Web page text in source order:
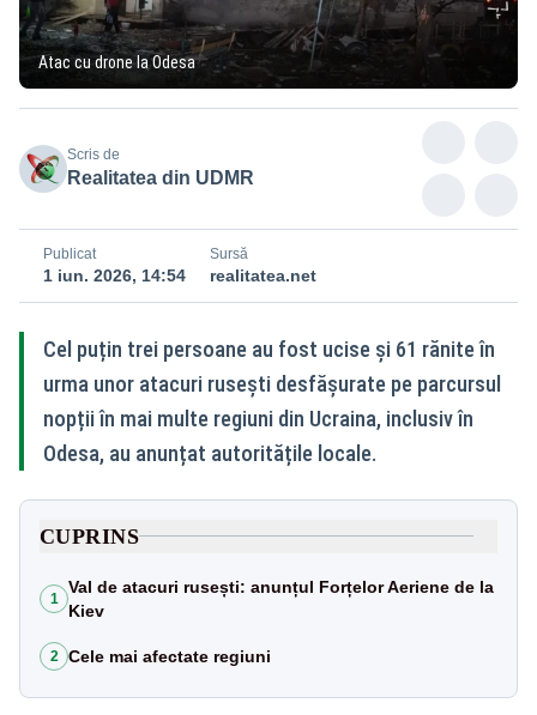
Atac cu drone la Odesa
Scris de
Realitatea din UDMR
Publicat
1 iun. 2026, 14:54
Sursă
realitatea.net
Cel puțin trei persoane au fost ucise și 61 rănite în
urma unor atacuri rusești desfășurate pe parcursul
nopții în mai multe regiuni din Ucraina, inclusiv în
Odesa, au anunțat autoritățile locale.
CUPRINS
1
Val de atacuri rusești: anunțul Forțelor Aeriene de la
Kiev
2 Cele mai afectate regiuni